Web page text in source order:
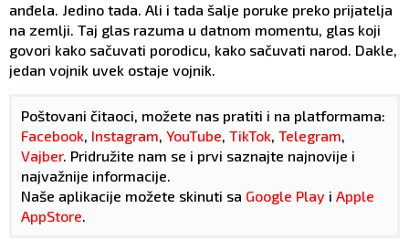
anđela. Jedino tada. Ali i tada šalje poruke preko prijatelja
na zemlji. Taj glas razuma u datnom momentu, glas koji
govori kako sačuvati porodicu, kako sačuvati narod. Dakle,
jedan vojnik uvek ostaje vojnik.
Poštovani čitaoci, možete nas pratiti i na platformama:
Facebook, Instagram, YouTube, TikTok, Telegram,
Vajber. Pridružite nam se i prvi saznajte najnovije i
najvažnije informacije.
Naše aplikacije možete skinuti sa Google Play i Apple
AppStore.